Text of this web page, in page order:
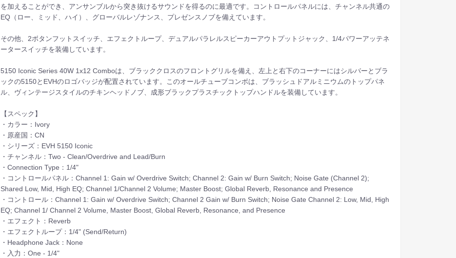
を加えることができ、アンサンブルから突き抜けるサウンドを得るのに最適です。コントロールパネルには、チャンネル共通の
EQ（ロー、ミッド、ハイ）、グローバルレゾナンス、プレゼンスノブを備えています。
その他、2ボタンフットスイッチ、エフェクトループ、デュアルパラレルスピーカーアウトプットジャック、1/4パワーアッテネ
ータースイッチを装備しています。
5150 Iconic Series 40W 1x12 Comboは、ブラッククロスのフロントグリルを備え、左上と右下のコーナーにはシルバーとブラ
ックの5150とEVHのロゴバッジが配置されています。このオールチューブコンボは、ブラッシュドアルミニウムのトップパネ
ル、ヴィンテージスタイルのチキンヘッドノブ、成形ブラックプラスチックトップハンドルを装備しています。
【スペック】
・カラー：Ivory
・原産国：CN
・シリーズ：EVH 5150 Iconic
・チャンネル：Two - Clean/Overdrive and Lead/Burn
・Connection Type：1/4"
・コントロールパネル：Channel 1: Gain w/ Overdrive Switch; Channel 2: Gain w/ Burn Switch; Noise Gate (Channel 2);
Shared Low, Mid, High EQ; Channel 1/Channel 2 Volume; Master Boost; Global Reverb, Resonance and Presence
・コントロール：Channel 1: Gain w/ Overdrive Switch; Channel 2 Gain w/ Burn Switch; Noise Gate Channel 2: Low, Mid, High
EQ; Channel 1/ Channel 2 Volume, Master Boost, Global Reverb, Resonance, and Presence
・エフェクト：Reverb
・エフェクトループ：1/4" (Send/Return)
・Headphone Jack：None
・入力：One - 1/4"